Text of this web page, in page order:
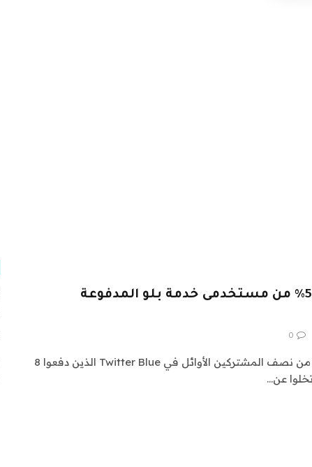
ثقة تويتر ببلاش.. 50% من مستخدمى خدمة بلو المدفوعة
0
كشف تقرير حديث أن أكثر من نصف المشتركين الأوائل في Twitter Blue الذين دفعوا 8
عن…